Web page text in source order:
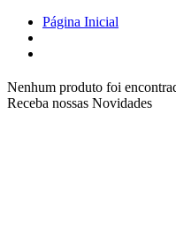
Página Inicial
Nenhum produto foi
Receba nossas Novidades